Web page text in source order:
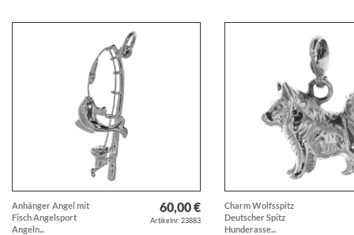
Anhänger Angel mit
Fisch Angelsport
Angeln...
60,00 €
Artikelnr. 23883
Charm Wolfsspitz
Deutscher Spitz
Hunderasse...